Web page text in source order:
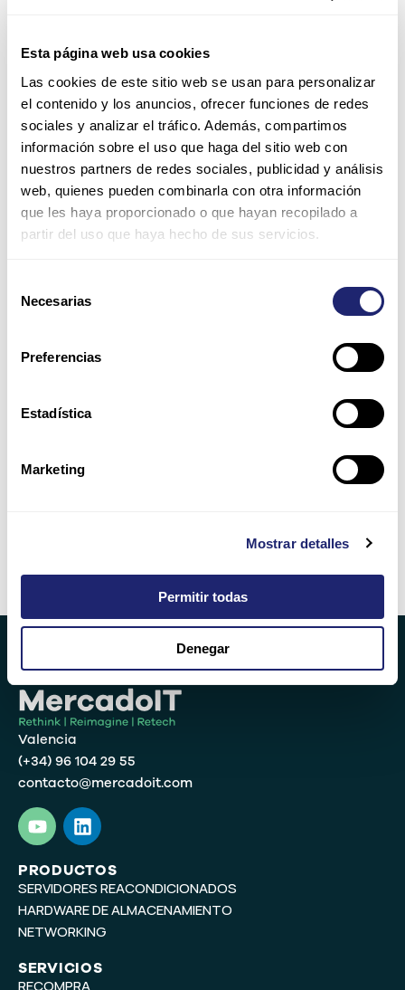
Esta página web usa cookies
Las cookies de este sitio web se usan para personalizar
el contenido y los anuncios, ofrecer funciones de redes
sociales y analizar el tráfico. Además, compartimos
información sobre el uso que haga del sitio web con
nuestros partners de redes sociales, publicidad y análisis
web, quienes pueden combinarla con otra información
que les haya proporcionado o que hayan recopilado a
partir del uso que haya hecho de sus servicios.
Necesarias
Preferencias
Estadística
Marketing
Mostrar detalles
Permitir todas
Denegar
Nombre*
navegador para la próxima vez que comente.
Valencia
(+34) 96 104 29 55
contacto@mercadoit.com
Y
o
u
t
u
b
e
L
i
n
k
e
d
i
PRODUCTOS
SERVIDORES REACONDICIONADOS
HARDWARE DE ALMACENAMIENTO
NETWORKING
SERVICIOS
RECOMPRA